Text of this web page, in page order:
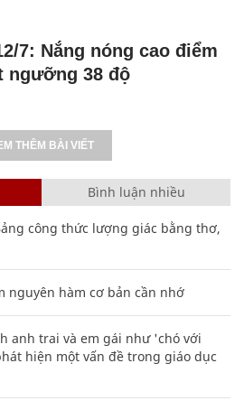
7: Nắng nóng cao điểm
ngưỡng 38 độ
THÊM BÀI VIẾT
Bình luận nhiều
công thức lượng giác bằng thơ,
nguyên hàm cơ bản cần nhớ
anh trai và em gái như 'chó với
hiện một vấn đề trong giáo dục